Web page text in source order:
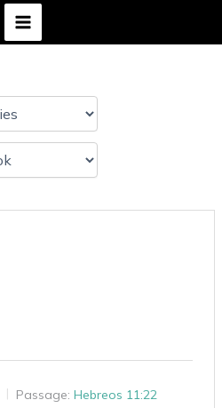
Passage: Hebreos 11:22